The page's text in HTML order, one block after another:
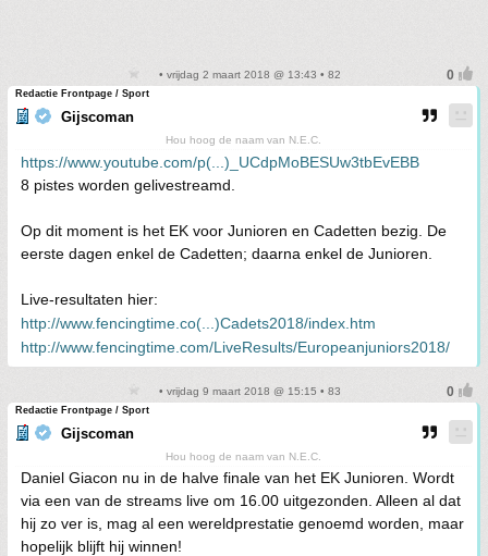
• vrijdag 2 maart 2018 @ 13:43 • 82
Redactie Frontpage / Sport
Gijscoman
Hou hoog de naam van N.E.C.
https://www.youtube.com/p(...)_UCdpMoBESUw3tbEvEBB
8 pistes worden gelivestreamd.
Op dit moment is het EK voor Junioren en Cadetten bezig. De
eerste dagen enkel de Cadetten; daarna enkel de Junioren.
Live-resultaten hier:
http://www.fencingtime.co(...)Cadets2018/index.htm
http://www.fencingtime.com/LiveResults/Europeanjuniors2018/
• vrijdag 9 maart 2018 @ 15:15 • 83
Redactie Frontpage / Sport
Gijscoman
Hou hoog de naam van N.E.C.
Daniel Giacon nu in de halve finale van het EK Junioren. Wordt
via een van de streams live om 16.00 uitgezonden. Alleen al dat
hij zo ver is, mag al een wereldprestatie genoemd worden, maar
hopelijk blijft hij winnen!